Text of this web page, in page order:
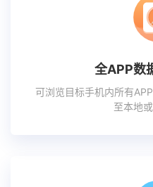
全APP数
可浏览目标手机内所有
至本地